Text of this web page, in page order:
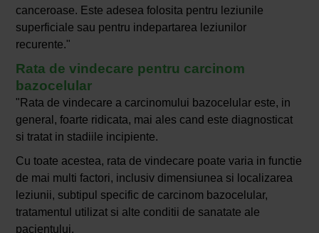
canceroase. Este adesea folosita pentru leziunile
superficiale sau pentru indepartarea leziunilor
recurente."
Rata de vindecare pentru carcinom
bazocelular
"Rata de vindecare a carcinomului bazocelular este, in
general, foarte ridicata, mai ales cand este diagnosticat
si tratat in stadiile incipiente.
Cu toate acestea, rata de vindecare poate varia in functie
de mai multi factori, inclusiv dimensiunea si localizarea
leziunii, subtipul specific de carcinom bazocelular,
tratamentul utilizat si alte conditii de sanatate ale
pacientului.